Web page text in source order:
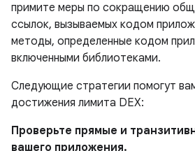
примите меры по сокращению
ссылок, вызываемых кодом
методы, определенные кодом
включенными библиотеками.
Следующие стратегии помогут
достижения лимита DEX:
Проверьте прямые и
вашего приложения.